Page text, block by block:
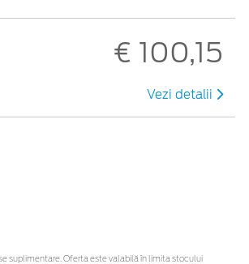
€ 100,15
Vezi detalii
suplimentare. Oferta este valabilă în limita stocului